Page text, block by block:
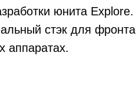
юнита Explore.
стэк для фронта
аппаратах.